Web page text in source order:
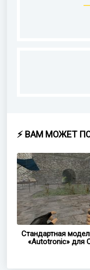
⚡ ВАМ МОЖЕТ
Стандартная
«Autotronic» для